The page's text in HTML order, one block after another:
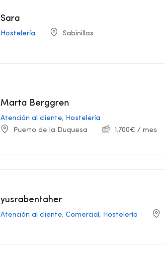
Sara
Hostelería Sabinillas
Marta Berggren
Atención al cliente, Hostelería
Puerto de la Duquesa
1.700€ / mes
yusrabentaher
Atención al cliente,Comercial, Hostelería